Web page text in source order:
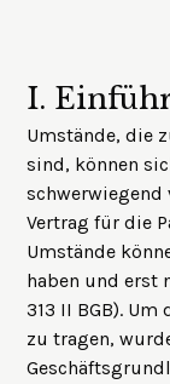
I.
Umstände, die
sind, können
schwerwiegend
Vertrag für die
Umstände
haben und erst
313 II BGB).
zu tragen,